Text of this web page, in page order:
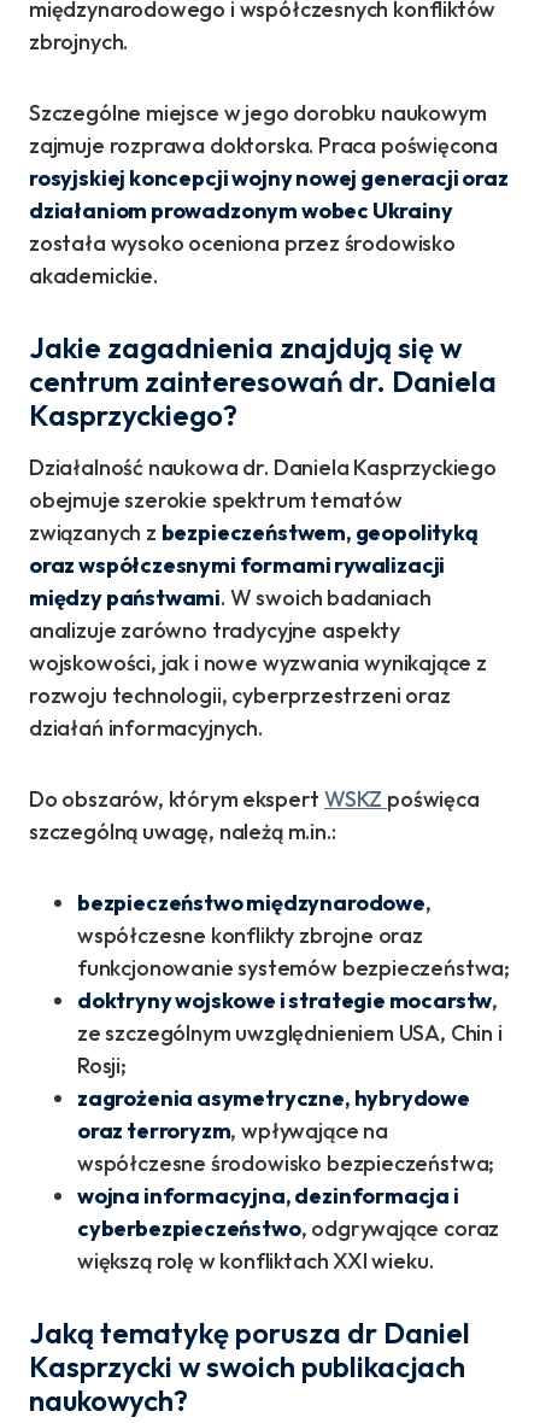
międzynarodowego i współczesnych konfliktów
zbrojnych.
Szczególne miejsce w jego dorobku naukowym
zajmuje rozprawa doktorska. Praca poświęcona
rosyjskiej koncepcji wojny nowej generacji oraz
działaniom prowadzonym wobec Ukrainy
została wysoko oceniona przez środowisko
akademickie.
Jakie zagadnienia znajdują się w
centrum zainteresowań dr. Daniela
Kasprzyckiego?
Działalność naukowa dr. Daniela Kasprzyckiego
obejmuje szerokie spektrum tematów
związanych z bezpieczeństwem, geopolityką
oraz współczesnymi formami rywalizacji
między państwami. W swoich badaniach
analizuje zarówno tradycyjne aspekty
wojskowości, jak i nowe wyzwania wynikające z
rozwoju technologii, cyberprzestrzeni oraz
działań informacyjnych.
Do obszarów, którym ekspert WSKZ poświęca
szczególną uwagę, należą m.in.:
bezpieczeństwo międzynarodowe,
współczesne konflikty zbrojne oraz
funkcjonowanie systemów bezpieczeństwa;
doktryny wojskowe i strategie mocarstw,
ze szczególnym uwzględnieniem USA, Chin i
Rosji;
zagrożenia asymetryczne, hybrydowe
oraz terroryzm, wpływające na
współczesne środowisko bezpieczeństwa;
wojna informacyjna, dezinformacja i
cyberbezpieczeństwo, odgrywające coraz
większą rolę w konfliktach XXI wieku.
Jaką tematykę porusza dr Daniel
Kasprzycki w swoich publikacjach
naukowych?